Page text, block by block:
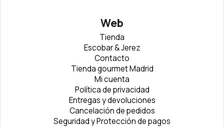
Web
Tienda
Escobar & Jerez
Contacto
Tienda gourmet Madrid
Mi cuenta
Política de privacidad
Entregas y devoluciones
Cancelación de pedidos
Seguridad y Protección de pagos